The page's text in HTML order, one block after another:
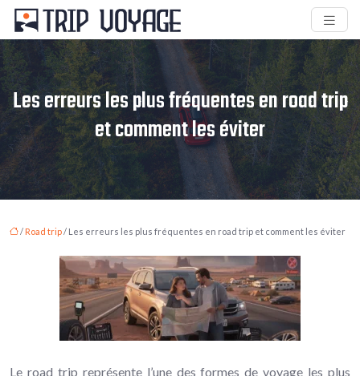
Les erreurs les plus fréquentes en road trip
et comment les éviter
/ Road trip/ Les erreurs les plus fréquentes en road trip et comment les éviter
Le road trip représente l’une des formes de voyage les plus